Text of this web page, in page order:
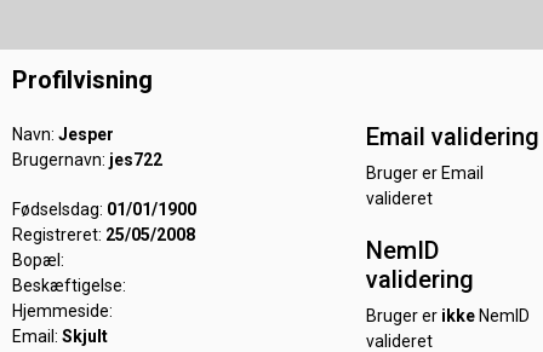
Profilvisning
Navn: Jesper
Brugernavn: jes722
Fødselsdag: 01/01/1900
Registreret: 25/05/2008
Bopæl:
Beskæftigelse:
Hjemmeside:
Email: Skjult
Email validering
Bruger er Email
valideret
NemID
validering
Bruger er ikkeNemID
valideret